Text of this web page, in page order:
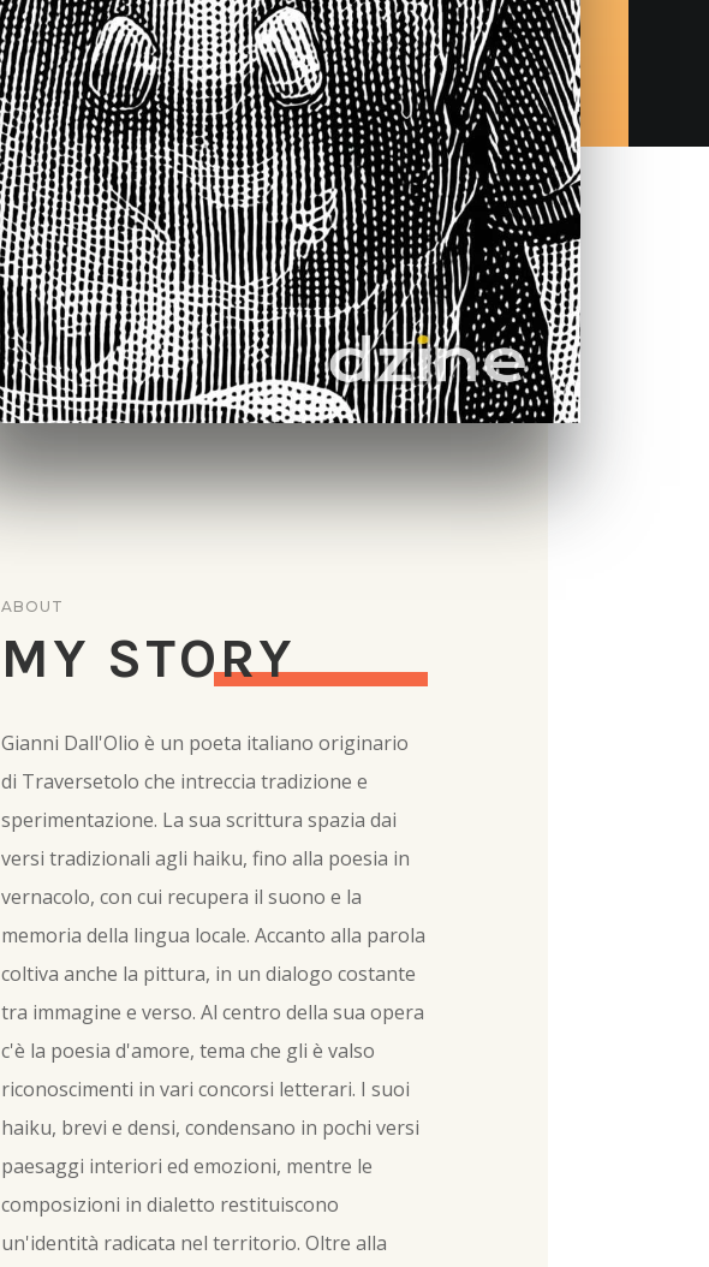
ABOUT
MY STORY
Gianni Dall'Olio è un poeta italiano originario
di Traversetolo che intreccia tradizione e
sperimentazione. La sua scrittura spazia dai
versi tradizionali agli haiku, fino alla poesia in
vernacolo, con cui recupera il suono e la
memoria della lingua locale. Accanto alla parola
coltiva anche la pittura, in un dialogo costante
tra immagine e verso. Al centro della sua opera
c'è la poesia d'amore, tema che gli è valso
riconoscimenti in vari concorsi letterari. I suoi
haiku, brevi e densi, condensano in pochi versi
paesaggi interiori ed emozioni, mentre le
composizioni in dialetto restituiscono
un'identità radicata nel territorio. Oltre alla